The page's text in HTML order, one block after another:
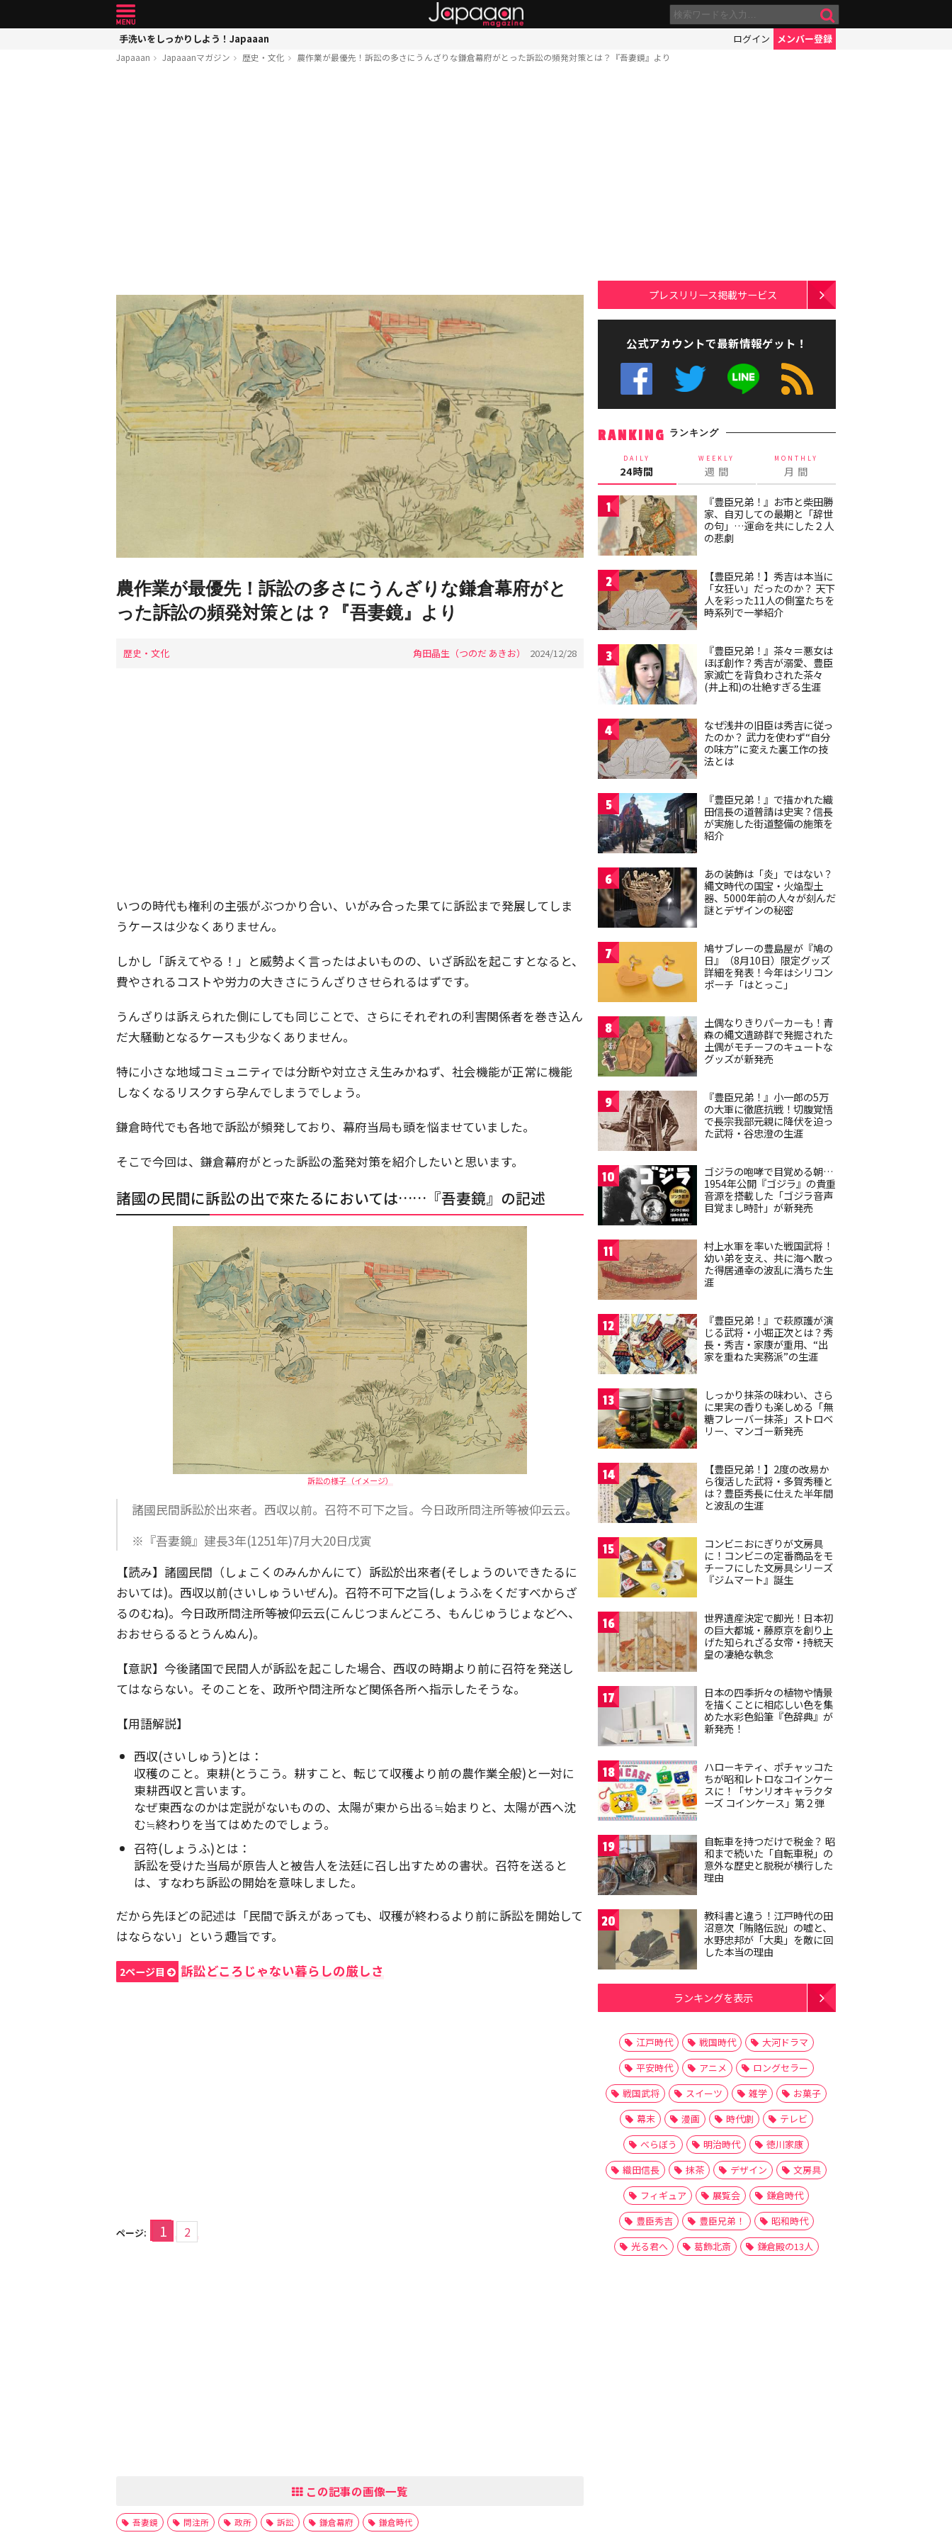
手洗いをしっかりしよう！Japaaan ログイン メンバー登録
Japaaan Japaaanマガジン 歴史・文化 農作業が最優先！訴訟の多さにうんざりな鎌倉幕府がとった訴訟の頻発対策とは？『吾妻鏡』より
農作業が最優先！訴訟の多さにうんざりな鎌倉幕府がと
った訴訟の頻発対策とは？『吾妻鏡』より
歴史・文化 角田晶生（つのだ あきお） 2024/12/28
いつの時代も権利の主張がぶつかり合い、いがみ合った果てに訴訟まで発展してしま
うケースは少なくありません。
しかし「訴えてやる！」と威勢よく言ったはよいものの、いざ訴訟を起こすとなると、
費やされるコストや労力の大きさにうんざりさせられるはずです。
うんざりは訴えられた側にしても同じことで、さらにそれぞれの利害関係者を巻き込ん
だ大騒動となるケースも少なくありません。
特に小さな地域コミュニティでは分断や対立さえ生みかねず、社会機能が正常に機能
しなくなるリスクすら孕んでしまうでしょう。
鎌倉時代でも各地で訴訟が頻発しており、幕府当局も頭を悩ませていました。
そこで今回は、鎌倉幕府がとった訴訟の濫発対策を紹介したいと思います。
諸國の民間に訴訟の出で來たるにおいては……『吾妻鏡』の記述
訴訟の様子（イメージ）
諸國民間訴訟於出來者。西収以前。召符不可下之旨。今日政所問注所等被仰云云。
※『吾妻鏡』建長3年(1251年)7月大20日戊寅
【読み】諸國民間（しょこくのみんかんにて）訴訟於出來者(そしょうのいできたるに
おいては)。西収以前(さいしゅういぜん)。召符不可下之旨(しょうふをくだすべからざ
るのむね)。今日政所問注所等被仰云云(こんじつまんどころ、もんじゅうじょなどへ、
おおせらるるとうんぬん)。
【意訳】今後諸国で民間人が訴訟を起こした場合、西収の時期より前に召符を発送し
てはならない。そのことを、政所や問注所など関係各所へ指示したそうな。
【用語解説】
西収(さいしゅう)とは：
収穫のこと。東耕(とうこう。耕すこと、転じて収穫より前の農作業全般)と一対に
東耕西収と言います。
なぜ東西なのかは定説がないものの、太陽が東から出る≒始まりと、太陽が西へ沈
む≒終わりを当てはめたのでしょう。
召符(しょうふ)とは：
訴訟を受けた当局が原告人と被告人を法廷に召し出すための書状。召符を送ると
は、すなわち訴訟の開始を意味しました。
だから先ほどの記述は「民間で訴えがあっても、収穫が終わるより前に訴訟を開始して
はならない」という趣旨です。
2ページ目 訴訟どころじゃない暮らしの厳しさ
ページ: 1 2
この記事の画像一覧
吾妻鏡 問注所 政所 訴訟 鎌倉幕府 鎌倉時代
プレスリリース掲載サービス
公式アカウントで最新情報ゲット！
RANKING ランキング
DAILY
24時間
WEEKLY
週 間
MONTHLY
月 間
1
『豊臣兄弟！』お市と柴田勝
家、自刃しての最期と「辞世
の句」…運命を共にした２人
の悲劇
2
【豊臣兄弟！】秀吉は本当に
「女狂い」だったのか？ 天下
人を彩った11人の側室たちを
時系列で一挙紹介
3
『豊臣兄弟！』茶々＝悪女は
ほぼ創作？秀吉が溺愛、豊臣
家滅亡を背負わされた茶々
(井上和)の壮絶すぎる生涯
4
なぜ浅井の旧臣は秀吉に従っ
たのか？ 武力を使わず“自分
の味方”に変えた裏工作の技
法とは
5
『豊臣兄弟！』で描かれた織
田信長の道普請は史実？信長
が実施した街道整備の施策を
紹介
6
あの装飾は「炎」ではない？
縄文時代の国宝・火焔型土
器、5000年前の人々が刻んだ
謎とデザインの秘密
7
鳩サブレーの豊島屋が『鳩の
日』（8月10日）限定グッズ
詳細を発表！今年はシリコン
ポーチ「はとっこ」
8
土偶なりきりパーカーも！青
森の縄文遺跡群で発掘された
土偶がモチーフのキュートな
グッズが新発売
9
『豊臣兄弟！』小一郎の5万
の大軍に徹底抗戦！切腹覚悟
で長宗我部元親に降伏を迫っ
た武将・谷忠澄の生涯
10
ゴジラの咆哮で目覚める朝…
1954年公開『ゴジラ』の貴重
音源を搭載した「ゴジラ音声
目覚まし時計」が新発売
11
村上水軍を率いた戦国武将！
幼い弟を支え、共に海へ散っ
た得居通幸の波乱に満ちた生
涯
12
『豊臣兄弟！』で萩原護が演
じる武将・小堀正次とは？秀
長・秀吉・家康が重用、“出
家を重ねた実務派”の生涯
13
しっかり抹茶の味わい、さら
に果実の香りも楽しめる「無
糖フレーバー抹茶」ストロベ
リー、マンゴー新発売
14
【豊臣兄弟！】2度の改易か
ら復活した武将・多賀秀種と
は？豊臣秀長に仕えた半年間
と波乱の生涯
15
コンビニおにぎりが文房具
に！コンビニの定番商品をモ
チーフにした文房具シリーズ
『ジムマート』誕生
16
世界遺産決定で脚光！日本初
の巨大都城・藤原京を創り上
げた知られざる女帝・持統天
皇の凄絶な執念
17
日本の四季折々の植物や情景
を描くことに相応しい色を集
めた水彩色鉛筆『色辞典』が
新発売！
18
ハローキティ、ポチャッコた
ちが昭和レトロなコインケー
スに！「サンリオキャラクタ
ーズ コインケース」第２弾
19
自転車を持つだけで税金？ 昭
和まで続いた「自転車税」の
意外な歴史と脱税が横行した
理由
20
教科書と違う！江戸時代の田
沼意次「賄賂伝説」の嘘と、
水野忠邦が「大奥」を敵に回
した本当の理由
ランキングを表示
江戸時代 戦国時代
大河ドラマ
平安時代
アニメ
ロングセラー
戦国武将
スイーツ 雑学
お菓子
幕末
漫画 時代劇
テレビ
べらぼう
明治時代
徳川家康
織田信長
抹茶 デザイン
文房具
フィギュア
展覧会
鎌倉時代
豊臣秀吉
豊臣兄弟！
昭和時代
光る君へ
葛飾北斎 鎌倉殿の13人